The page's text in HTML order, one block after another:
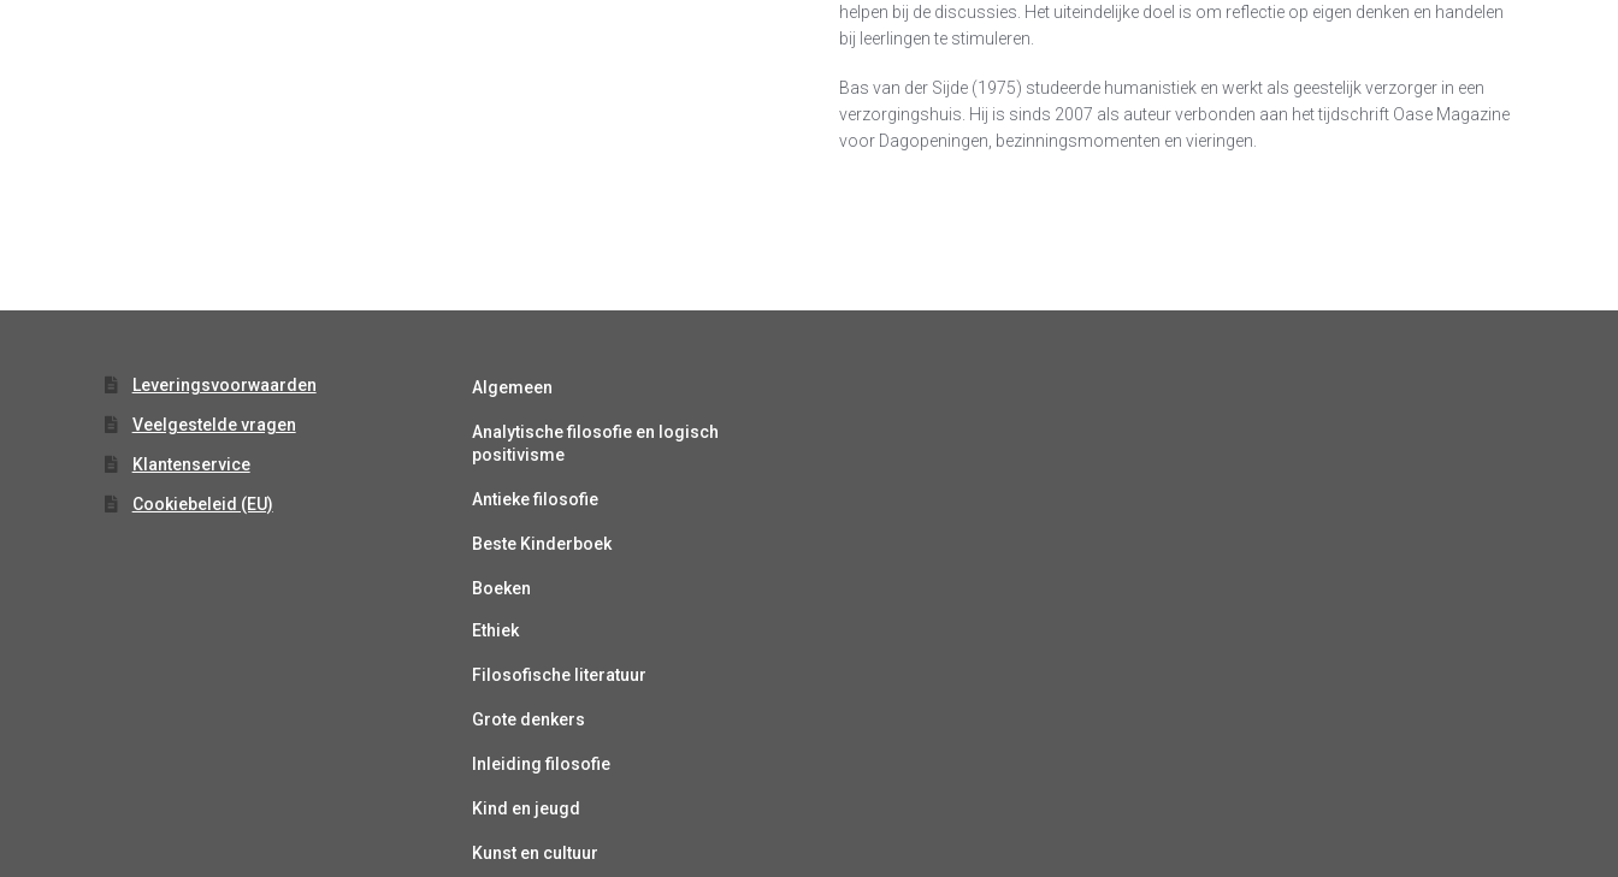
helpen bij de discussies. Het uiteindelijke doel is om reflectie op eigen denken en handelen
bij leerlingen te stimuleren.
Bas van der Sijde (1975) studeerde humanistiek en werkt als geestelijk verzorger in een
verzorgingshuis. Hij is sinds 2007 als auteur verbonden aan het tijdschrift Oase Magazine
voor Dagopeningen, bezinningsmomenten en vieringen.
Leveringsvoorwaarden
Veelgestelde vragen
Klantenservice
Cookiebeleid (EU)
Algemeen
Analytische filosofie en logisch
positivisme
Antieke filosofie
Beste Kinderboek
Boeken
Ethiek
Filosofische literatuur
Grote denkers
Inleiding filosofie
Kind en jeugd
Kunst en cultuur